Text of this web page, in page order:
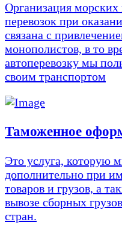
Организация
перевозок при
связана с
монополистов, в то
автоперевозку мы
своим транспортом
Таможенное
Это услуга, которую
дополнительно при
товаров и грузов, а
вывозе сборных
стран.